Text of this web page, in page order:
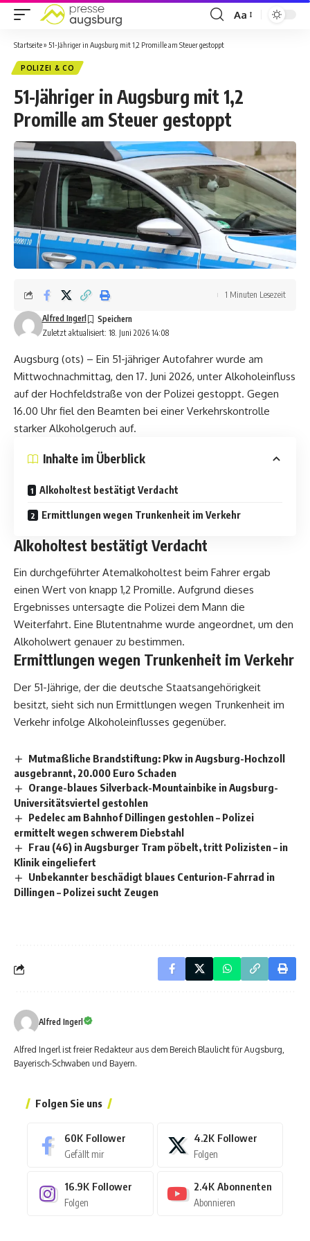
Aa
Startseite» 51-Jähriger in Augsburg mit 1,2 Promille am Steuer gestoppt
POLIZEI & CO
51-Jähriger in Augsburg mit 1,2
Promille am Steuer gestoppt
Zuletzt aktualisiert: 18. Juni 2026 14:08
Alfred Ingerl
1 Minuten Lesezeit
Augsburg (ots) – Ein 51-jähriger Autofahrer wurde am
Mittwochnachmittag, den 17. Juni 2026, unter Alkoholeinfluss
auf der Hochfeldstraße von der Polizei gestoppt. Gegen
16.00 Uhr fiel den Beamten bei einer Verkehrskontrolle
starker Alkoholgeruch auf.
Inhalte im Überblick
Alkoholtest bestätigt Verdacht
Ermittlungen wegen Trunkenheit im Verkehr
Alkoholtest bestätigt Verdacht
Ein durchgeführter Atemalkoholtest beim Fahrer ergab
einen Wert von knapp 1,2 Promille. Aufgrund dieses
Ergebnisses untersagte die Polizei dem Mann die
Weiterfahrt. Eine Blutentnahme wurde angeordnet, um den
Alkoholwert genauer zu bestimmen.
Ermittlungen wegen Trunkenheit im Verkehr
Der 51-Jährige, der die deutsche Staatsangehörigkeit
besitzt, sieht sich nun Ermittlungen wegen Trunkenheit im
Verkehr infolge Alkoholeinflusses gegenüber.
Mutmaßliche Brandstiftung: Pkw in Augsburg-Hochzoll
ausgebrannt, 20.000 Euro Schaden
Orange-blaues Silverback-Mountainbike in Augsburg-
Universitätsviertel gestohlen
Pedelec am Bahnhof Dillingen gestohlen – Polizei
ermittelt wegen schwerem Diebstahl
Frau (46) in Augsburger Tram pöbelt, tritt Polizisten – in
Klinik eingeliefert
Unbekannter beschädigt blaues Centurion-Fahrrad in
Dillingen – Polizei sucht Zeugen
Alfred Ingerl
Alfred Ingerl ist freier Redakteur aus dem Bereich Blaulicht für Augsburg,
Bayerisch-Schwaben und Bayern.
Folgen Sie uns
60K Follower
Gefällt mir
4.2K Follower
Folgen
16.9K Follower
Folgen
2.4K Abonnenten
Abonnieren